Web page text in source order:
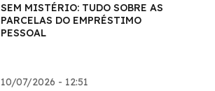
SEM MISTÉRIO: TUDO SOBRE AS
PARCELAS DO EMPRÉSTIMO
PESSOAL
10/07/2026 - 12:51